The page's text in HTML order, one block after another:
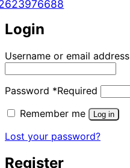
Login
Username or email address
Password *Required
Remember me
Log in
Lost your password?
Register